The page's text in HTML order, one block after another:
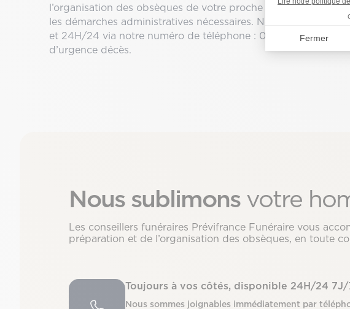
l’organisation des obsèques de votre proche disparu ainsi que
les démarches administratives nécessaires. Nous sommes
et 24H/24 via notre numéro de téléphone : 05 54 54 54 53 en
d’urgence décès.
Nous sublimonsvotre
Les conseillers funéraires Prévifrance Funéraire vous
préparation et de l’organisation des obsèques, en toute
Toujours à vos côtés, disponible 24H/24 7J/
Nous sommes joignables immédiatement par